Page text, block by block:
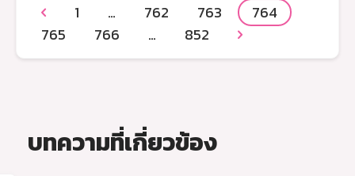
 1 … 762 763
764
765
766 … 852 
บทความที่เกี่ยวข้อง